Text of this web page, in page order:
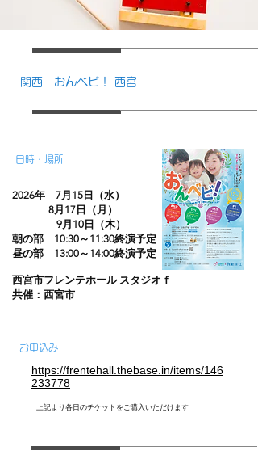
関西 おんベビ！ 西宮
日時・場所
2026年 7月15日（水）
8月17日（月）
​ 9月10日（木）
朝の部 10:30～11:30終演予定
昼の部 13:00～14:00終演予定
西宮市フレンテホール スタジオｆ
​共催：西宮市
​お申込み
https://frentehall.thebase.in/items/146
233778
上記より各日のチケットをご購入いただけます